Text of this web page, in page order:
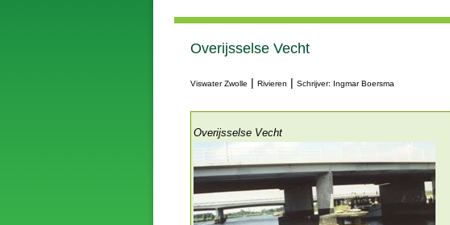
Overijsselse Vecht
Viswater Zwolle | Rivieren | Schrijver: Ingmar Boersma
Overijsselse Vecht